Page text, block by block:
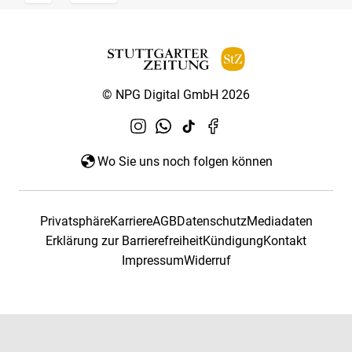
© NPG Digital GmbH 2026
Wo Sie uns noch folgen können
PrivatsphäreKarriereAGBDatenschutzMediadaten
Erklärung zur BarrierefreiheitKündigungKontakt
ImpressumWiderruf